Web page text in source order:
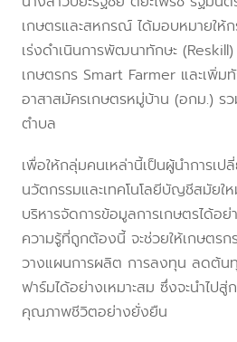
เกษตรและสหกรณ์ ได้มอบหมายใ
เร่งดำเนินการพัฒนาทักษะ
เกษตรกร Smart Farmer และเพิ่ม
อาสาสมัครเกษตรหมู่บ้าน (อกม.) ร
ตำบล
เพื่อให้กลุ่มคนเหล่านี้เป็นผู้นำการเ
นวัตกรรมและเทคโนโลยีบัญชีสมัยให
บริหารจัดการข้อมูลการเกษตรได้อย่
ความรู้ที่ถูกต้องนี้ จะช่วยให้เกษตรก
วางแผนการผลิต การลงทุน ลดต้น
ฟาร์มได้อย่างเหมาะสม ซึ่งจะนำไปสู่
คุณภาพชีวิตอย่างยั่งยืน